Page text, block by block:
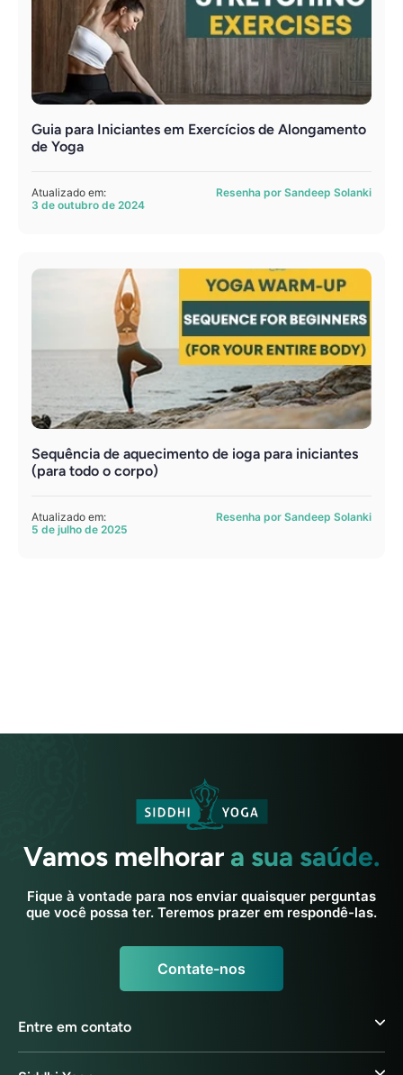
Guia para Iniciantes em Exercícios de Alongamento
de Yoga
Atualizado em:
3 de outubro de 2024
Resenha por Sandeep Solanki
Sequência de aquecimento de ioga para iniciantes
(para todo o corpo)
Atualizado em:
5 de julho de 2025
Resenha por Sandeep Solanki
Vamos melhorar a sua saúde.
Fique à vontade para nos enviar quaisquer perguntas
que você possa ter. Teremos prazer em respondê-las.
Contate-nos
Entre em contato